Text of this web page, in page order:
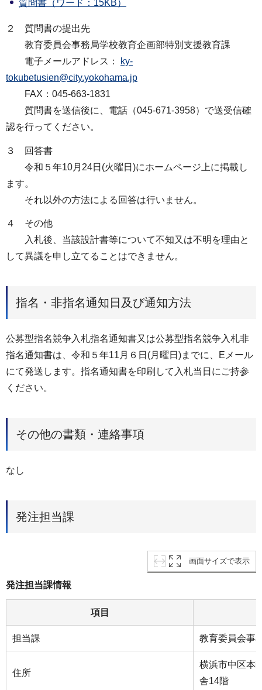
質問書（ワード：15KB）
２ 質問書の提出先
教育委員会事務局学校教育企画部特別支援教育課
電子メールアドレス：
ky-
tokubetusien@city.yokohama.jp
FAX：045-663-1831
質問書を送信後に、電話（045-671-3958）で送受信確
認を行ってください。
３ 回答書
令和５年10月24日(火曜日)にホームページ上に掲載し
ます。
それ以外の方法による回答は行いません。
４ その他
入札後、当該設計書等について不知又は不明を理由と
して異議を申し立てることはできません。
指名・非指名通知日及び通知方法
公募型指名競争入札指名通知書又は公募型指名競争入札非
指名通知書は、令和５年11月６日(月曜日)までに、Eメール
にて発送します。指名通知書を印刷して入札当日にご持参
ください。
その他の書類・連絡事項
なし
発注担当課
画面サイズで表示
発注担当課情報
項目
担当課 教育委員会事
住所
横浜市中区本
舎14階